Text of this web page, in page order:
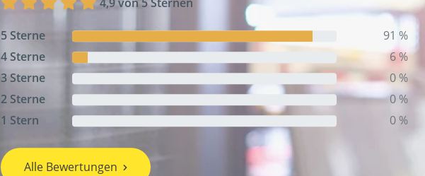
5 Sterne
91 %
4 Sterne
6 %
3 Sterne
0 %
2 Sterne
0 %
1 Stern
0 %
Alle Bewertungen